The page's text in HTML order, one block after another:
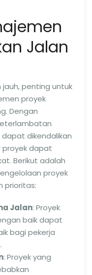
Jalan
penting untuk
proyek
Dengan
dikendalikan
proyek dapat
Berikut adalah
proyek
prioritas:
Jalan: Proyek
baik dapat
bagi pekerja
: Proyek yang